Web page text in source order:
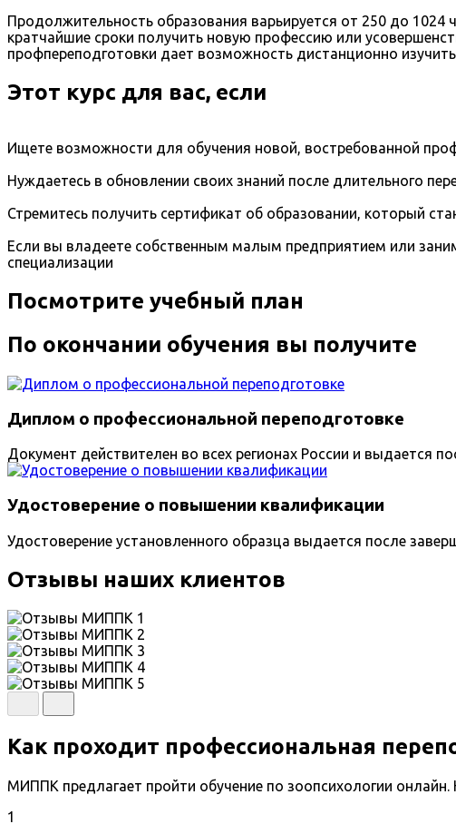
Продолжительность образования варьируется от 250 до
кратчайшие сроки получить новую профессию или
профпереподготовки дает возможность дистанционно
Этот курс для вас, если
Ищете возможности для обучения новой, востребованной
Нуждаетесь в обновлении своих знаний после длительного
Стремитесь получить сертификат об образовании, который
Если вы владеете собственным малым предприятием или
специализации
Посмотрите учебный план
По окончании обучения вы получите
Диплом о профессиональной переподготовке
Документ действителен во всех регионах России и выдается
Удостоверение о повышении квалификации
Удостоверение установленного образца выдается после
Отзывы наших клиентов
Как проходит профессиональная
МИППК предлагает пройти обучение по зоопсихологии
1